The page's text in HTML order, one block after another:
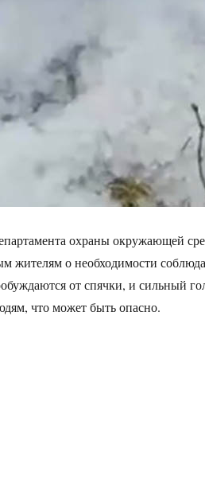
охраны окружающей
жителям о необходимости
от спячки, и сильный
что может быть опасно.